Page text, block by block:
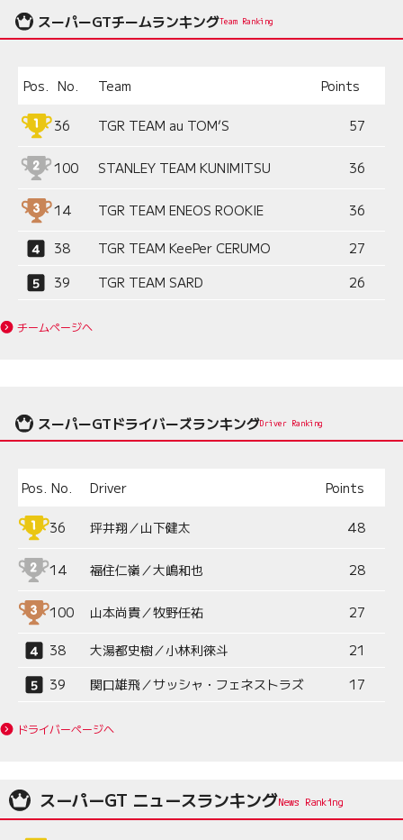
スーパーGTチームランキングTeam Ranking
Pos. No. Team Points
36 TGR TEAM au TOM’S 57
100 STANLEY TEAM KUNIMITSU 36
14 TGR TEAM ENEOS ROOKIE 36
38 TGR TEAM KeePer CERUMO
27
39
TGR TEAM SARD 26
チームページへ
スーパーGTドライバーズランキングDriver Ranking
Pos. No. Driver Points
36 坪井翔／山下健太 48
14 福住仁嶺／大嶋和也 28
100 山本尚貴／牧野任祐 27
38 大湯都史樹／小林利徠斗
21
39
関口雄飛／サッシャ・フェネストラズ 17
ドライバーページへ
スーパーGT ニュースランキング